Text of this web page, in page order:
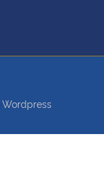
Wordpress